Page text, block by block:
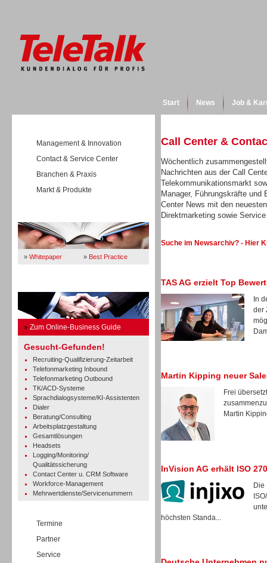
Start News Job &
Management & Innovation
Contact & Service Center
Branchen & Praxis
Markt & Produkte
» Whitepaper » Best Practice
» Zum Online-Business Guide
Gesucht-Gefunden!
Recruiting-Qualifizierung-Zeitarbeit
Telefonmarketing Inbound
Telefonmarketing Outbound
TK/ACD-Systeme
Sprachdialogsysteme/KI-Assistenten
Dialer
Beratung/Consulting
Arbeitsplatzgestaltung
Gesamtlösungen
Headsets
Logging/Monitoring/
Qualitätssicherung
Contact Center u. CRM Software
Workforce-Management
Mehrwertdienste/Servicenummern
Termine
Partner
Service
Call Center &
Wöchentlich
Nachrichten aus der Call
Telekommunikationsmarkt
Manager, Führungskräfte und
Center News mit den
Direktmarketing sowie
Suche im Newsarchiv? - Hier
TAS AG erzielt Top
In
der
Martin Kipping neuer
Frei
Martin
InVision AG erhält ISO
Die
höchsten Standa...